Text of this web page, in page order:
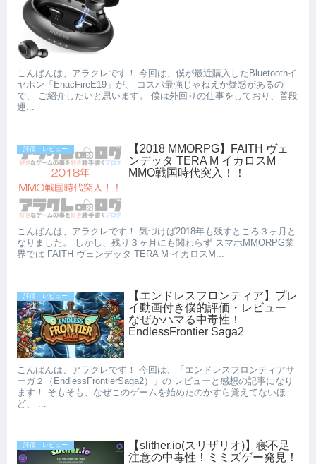
こんばんは、アラクレです！ 今回は、僕が最近購入したBluetoothイ
ヤホン「EnacFireE19」が、 コスパ最強じゃねえか疑惑があるの
で、 ご紹介したいと思います。 僕は外回りの仕事をしており、普段
運...
評価・レビュー
【2018 MMORPG】FAITH ヴェ
ンデッタ TERA M イカロスM
MMO戦国時代突入！！
こんばんは、アラクレです！ 気づけば2018年も残すところ３ヶ月と
なりました。 しかし、残り３ヶ月にも関わらず スマホMMORPG業
界では FAITH ヴェンデッタ TERA M イカロスM...
評価・レビュー
【エンドレスフロンティア】プレ
イ動画付き僕的評価・レビュー
なぜかハマる中毒性！
EndlessFrontier Saga2
こんばんは、アラクレです！ 今回は、「エンドレスフロンティアサ
ーガ２（EndlessFrontierSaga2）」の レビューと感想の記事になり
ます！ そもそも、なぜこのゲームを始めたのかすら覚えてないほ
ど、 ...
評価・レビュー
【slither.io(スリザリオ)】寝不足
注意の中毒性！ミミズゲー発見！